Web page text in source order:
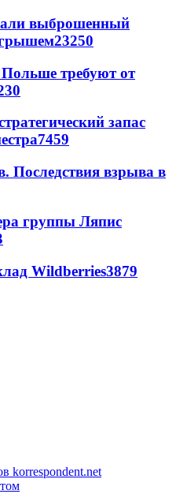
выброшенный
23250
требуют от
запас
7459
Последствия взрыва в
группы Ляпис
Wildberries3879
korrespondent.net